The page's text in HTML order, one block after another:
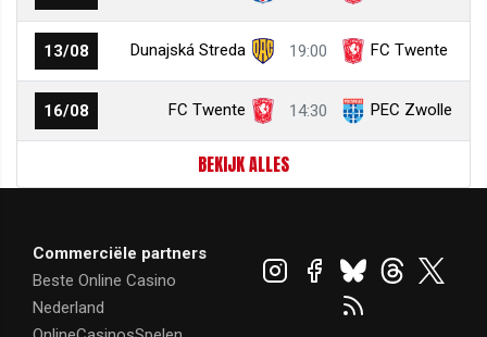
13/08 Dunajská Streda 19:00 FC Twente
16/08 FC Twente 14:30 PEC Zwolle
BEKIJK ALLES
Commerciële partners
Beste Online Casino
Nederland